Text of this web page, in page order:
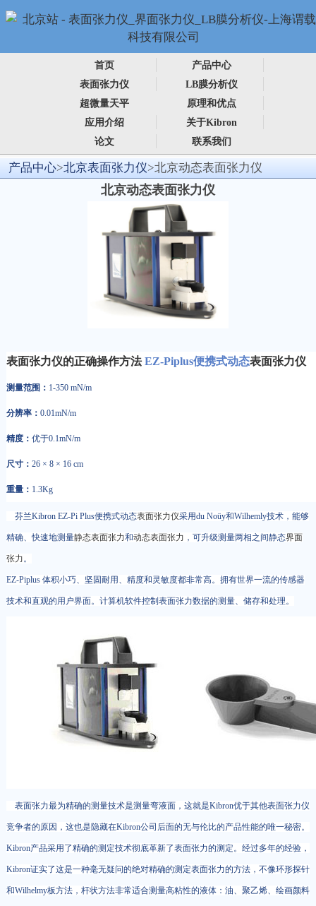
首页
产品中心
表面张力仪
LB膜分析仪
超微量天平
原理和优点
应用介绍
关于Kibron
论文
联系我们
产品中心>北京表面张力仪>北京动态表面张力仪
北京动态表面张力仪
表面张力仪的正确操作方法 EZ-Piplus便携式动态表面张力仪
测量范围： 1-350 mN/m
分辨率： 0.01mN/m
精度： 优于0.1mN/m
尺寸： 26 × 8 × 16 cm
重量： 1.3Kg
芬兰Kibron EZ-Pi Plus便携式动态表面张力仪采用du Noüy和Wilhemly技术，能够
精确、快速地测量静态表面张力和动态表面张力 ，可升级测量两相之间静态界面
张力。
EZ-Piplus 体积小巧、坚固耐用、精度和灵敏度都非常高。拥有世界一流的传感器
技术和直观的用户界面。计算机软件控制表面张力数据的测量、储存和处理。
表面张力最为精确的测量技术是测量弯液面，这就是Kibron优于其他表面张力仪
竞争者的原因，这也是隐藏在Kibron公司后面的无与伦比的产品性能的唯一秘密。
Kibron产品采用了精确的测定技术彻底革新了表面张力的测定。经过多年的经验，
Kibron证实了这是一种毫无疑问的绝对精确的测定表面张力的方法，不像环形探针
和Wilhelmy板方法，杆状方法非常适合测量高粘性的液体：油、聚乙烯、绘画颜料